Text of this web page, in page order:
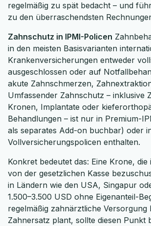
regelmäßig zu spät bedacht – und
zu den überraschendsten
Zahnschutz in IPMI-Policen
in den meisten Basisvarianten
Krankenversicherungen entweder
ausgeschlossen oder auf
akute Zahnschmerzen,
Umfassender Zahnschutz – inklusive
Kronen, Implantate oder
Behandlungen – ist nur in Premium-
als separates Add-on buchbar) oder
Vollversicherungspolicen enthalten.
Konkret bedeutet das: Eine Krone,
von der gesetzlichen Kasse
in Ländern wie den USA, Singapur
1.500–3.500 USD ohne Eigenanteil-
regelmäßig zahnärztliche Versorgung
Zahnersatz plant, sollte diesen Punkt